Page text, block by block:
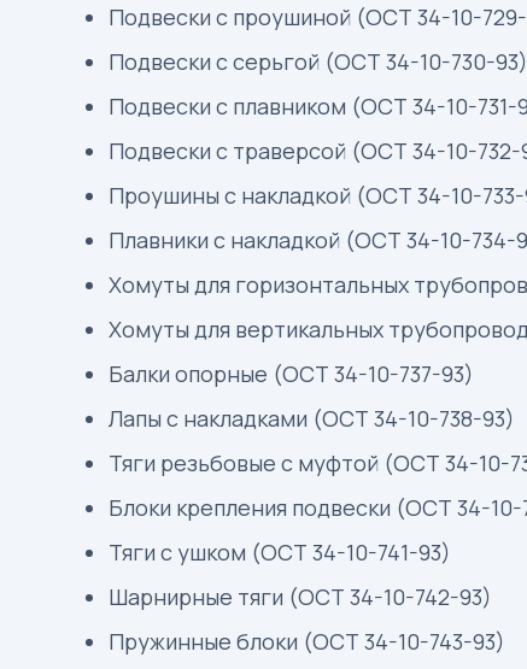
Подвески с проушиной (ОСТ 34-10-
Подвески с серьгой (ОСТ 34-10-730-93)
Подвески с плавником (ОСТ 34-10-731-
Подвески с траверсой (ОСТ 34-10-732-
Проушины с накладкой (ОСТ 34-10-733-
Плавники с накладкой (ОСТ 34-10-734-
Хомуты для горизонтальных
Хомуты для вертикальных
Балки опорные (ОСТ 34-10-737-93)
Лапы с накладками (ОСТ 34-10-738-93)
Тяги резьбовые с муфтой (ОСТ 34-10-
Блоки крепления подвески (ОСТ 34-10-
Тяги с ушком (ОСТ 34-10-741-93)
Шарнирные тяги (ОСТ 34-10-742-93)
Пружинные блоки (ОСТ 34-10-743-93)